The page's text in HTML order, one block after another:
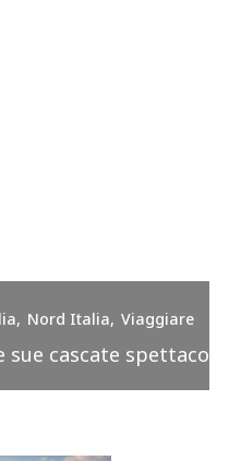
Italia Viaggiare
cascate spettacolari